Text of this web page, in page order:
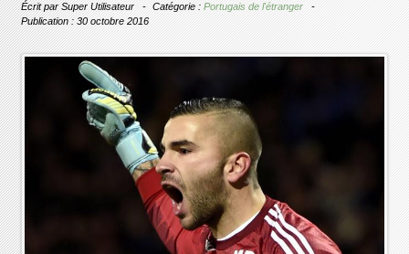
Écrit parSuper Utilisateur Catégorie :Portugais de l'étranger
Publication : 30 octobre 2016